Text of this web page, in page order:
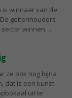
is winnaar van de
geitenhouders
winnen.
ze ook nog bijna
dat is een kunst.
uit te